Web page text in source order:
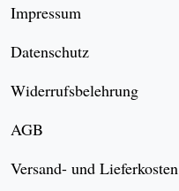
Impressum
Datenschutz
Widerrufsbelehrung
AGB
Versand- und Lieferkosten